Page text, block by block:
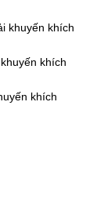
khuyến khích
khích
khích